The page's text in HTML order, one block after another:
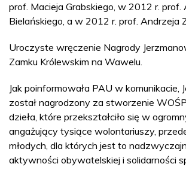
prof. Macieja Grabskiego, w 2012 r. prof.
Bielańskiego, a w 2012 r. prof. Andrzeja
Uroczyste wręczenie Nagrody
Zamku Królewskim na Wawelu.
Jak poinformowała PAU w komunikacie,
został nagrodzony za stworzenie
dzieła, które przekształciło się w
angażujący tysiące wolontariuszy,
młodych, dla których jest to
aktywności obywatelskiej i solidarności